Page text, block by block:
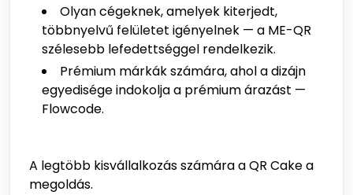
Olyan cégeknek, amelyek kiterjedt,
többnyelvű felületet igényelnek — a ME-QR
szélesebb lefedettséggel rendelkezik.
Prémium márkák számára, ahol a dizájn
egyedisége indokolja a prémium árazást —
Flowcode.
A legtöbb kisvállalkozás számára a QR Cake a
megoldás.